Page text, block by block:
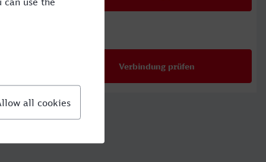
Verbindung prüfen